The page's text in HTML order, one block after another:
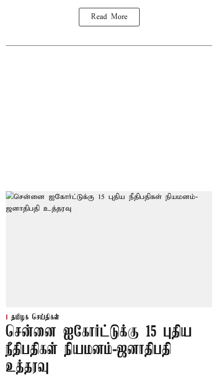
Read More
தமிழக செய்திகள்
சென்னை ஐகோர்ட்டுக்கு 15 புதிய
நீதிபதிகள் நியமனம்-ஜனாதிபதி
உத்தரவு